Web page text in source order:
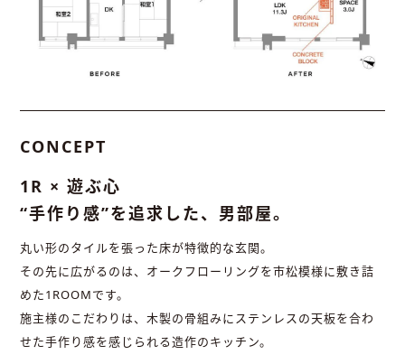
CONCEPT
1R × 遊ぶ心
“手作り感”を追求した、男部屋。
丸い形のタイルを張った床が特徴的な玄関。
その先に広がるのは、オークフローリングを市松模様に敷き詰
めた1ROOMです。
施主様のこだわりは、木製の骨組みにステンレスの天板を合わ
せた手作り感を感じられる造作のキッチン。